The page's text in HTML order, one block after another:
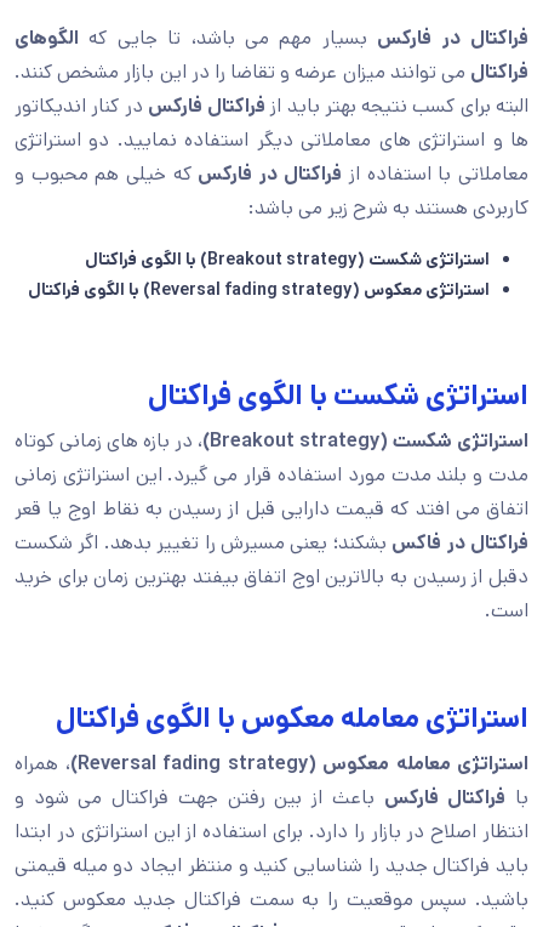
فراکتال در فارکس بسیار مهم می باشد، تا جایی که الگوهای
فراکتال می توانند میزان عرضه و تقاضا را در این بازار مشخص کنند.
البته برای کسب نتیجه بهتر باید از فراکتال فارکس در کنار اندیکاتور
ها و استراتژی های معاملاتی دیگر استفاده نمایید. دو استراتژی
معاملاتی با استفاده از فراکتال در فارکس که خیلی هم محبوب و
کاربردی هستند به شرح زیر می باشد:
استراتژی شکست (Breakout strategy) با الگوی فراکتال
استراتژی معکوس (Reversal fading strategy) با الگوی فراکتال
استراتژی شکست با الگوی فراکتال
استراتژی شکست (Breakout strategy)
، در بازه های زمانی کوتاه
مدت و بلند مدت مورد استفاده قرار می گیرد. این استراتژی زمانی
اتفاق می افتد که قیمت دارایی قبل از رسیدن به نقاط اوج یا قعر
فراکتال در فاکس بشکند؛ یعنی مسیرش را تغییر بدهد. اگر شکست
دقبل از رسیدن به بالاترین اوج اتفاق بیفتد بهترین زمان برای خرید
است.
استراتژی معامله معکوس با الگوی فراکتال
استراتژی معامله معکوس (Reversal fading strategy)
، همراه
با فراکتال فارکس باعث از بین رفتن جهت فراکتال می شود و
انتظار اصلاح در بازار را دارد. برای استفاده از این استراتژی در ابتدا
باید فراکتال جدید را شناسایی کنید و منتظر ایجاد دو میله قیمتی
باشید. سپس موقعیت را به سمت فراکتال جدید معکوس کنید.